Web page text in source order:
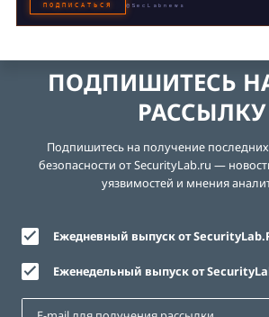
ПОДПИСАТЬСЯ @SecLabnews
ПОДПИШИТЕСЬ
РАССЫЛКУ
Подпишитесь на получение
безопасности от SecurityLab.ru —
уязвимостей и мнения
Ежедневный выпуск от
Еженедельный выпуск от